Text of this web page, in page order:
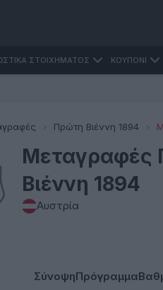
ΣΤΟΙΧΗΜΑΤΟΣ ΚΟΥΠΟΝΙ
Πρώτη Βιέννη 1894
Μεταγραφές
Βιέννη 1894
Αυστρία
ΣύνοψηΠρόγραμμα